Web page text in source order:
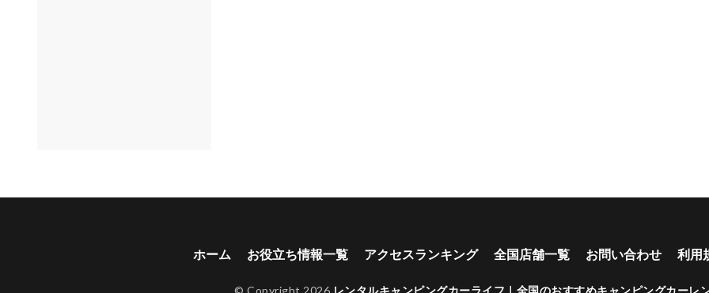
ホーム お役立ち情報一覧 アクセスランキング 全国店舗一覧 お問い合わせ 利用
© Copyright 2026 レンタルキャンピングカーライフ｜全国のおすすめキャンピングカーレ